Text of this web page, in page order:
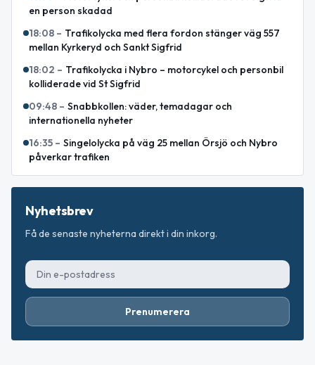
en person skadad
18:08 – Trafikolycka med flera fordon stänger väg 557
mellan Kyrkeryd och Sankt Sigfrid
18:02 – Trafikolycka i Nybro – motorcykel och personbil
kolliderade vid St Sigfrid
09:48 – Snabbkollen: väder, temadagar och
internationella nyheter
16:35 – Singelolycka på väg 25 mellan Örsjö och Nybro
påverkar trafiken
Nyhetsbrev
Få de senaste nyheterna direkt i din inkorg.
Prenumerera